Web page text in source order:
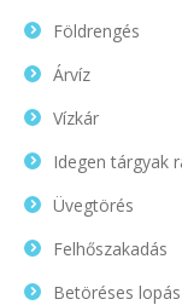
Földrengés
Árvíz
Vízkár
Idegen tárgyak
Üvegtörés
Felhőszakadás
Betöréses